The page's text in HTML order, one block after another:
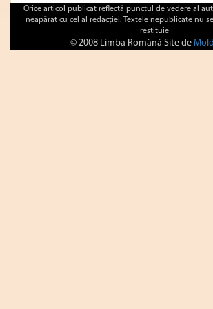
Orice articol publicat reflectă punctul de vedere al
neapărat cu cel al redacţiei. Textele nepublicate nu
restituie
© 2008 Limba Română Site de